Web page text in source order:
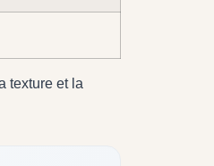
texture et la